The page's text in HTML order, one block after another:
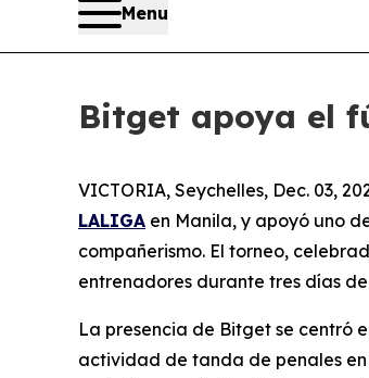
Menu
Bitget apoya el
VICTORIA, Seychelles, Dec. 03,
LALIGA en Manila, y apoyó uno
compañerismo. El torneo,
entrenadores durante tres días
La presencia de Bitget se centró
actividad de tanda de penales en